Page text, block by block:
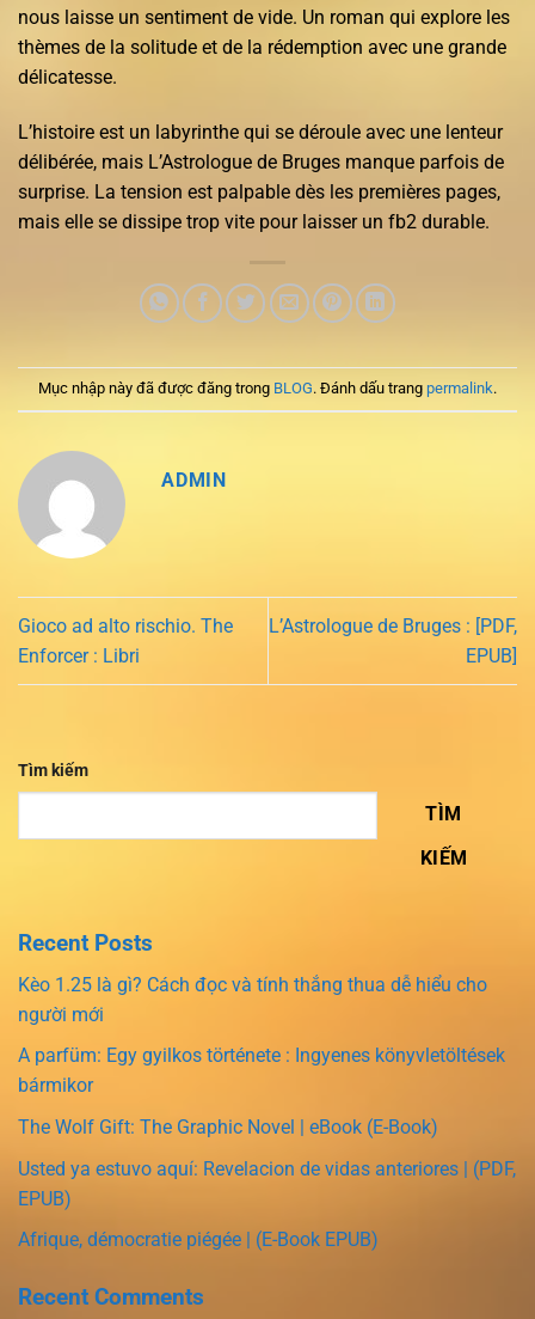
nous laisse un sentiment de vide. Un roman qui explore les
thèmes de la solitude et de la rédemption avec une grande
délicatesse.
L’histoire est un labyrinthe qui se déroule avec une lenteur
délibérée, mais L’Astrologue de Bruges manque parfois de
surprise. La tension est palpable dès les premières pages,
mais elle se dissipe trop vite pour laisser un fb2 durable.
Mục nhập này đã được đăng trong BLOG. Đánh dấu trang permalink.
ADMIN
Gioco ad alto rischio. The
Enforcer : Libri
L’Astrologue de Bruges : [PDF,
EPUB]
Tìm kiếm
TÌM
KIẾM
Recent Posts
Kèo 1.25 là gì? Cách đọc và tính thắng thua dễ hiểu cho
người mới
A parfüm: Egy gyilkos története : Ingyenes könyvletöltések
bármikor
The Wolf Gift: The Graphic Novel | eBook (E-Book)
Usted ya estuvo aquí: Revelacion de vidas anteriores | (PDF,
EPUB)
Afrique, démocratie piégée | (E-Book EPUB)
Recent Comments